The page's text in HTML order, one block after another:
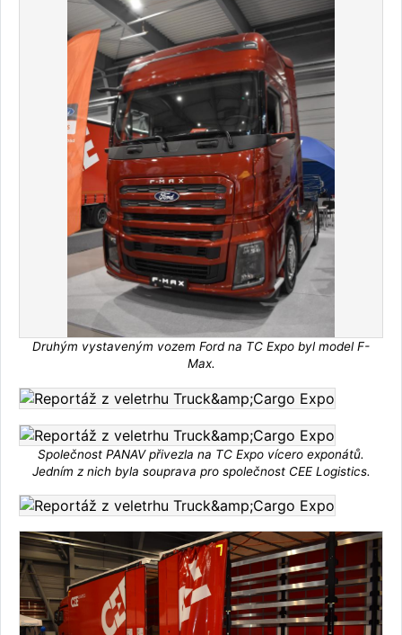
Druhým vystaveným vozem Ford na TC Expo byl model F-
Max.
Společnost PANAV přivezla na TC Expo vícero exponátů.
Jedním z nich byla souprava pro společnost CEE Logistics.